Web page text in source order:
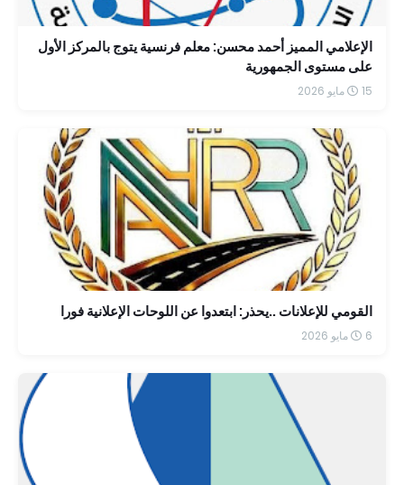
الإعلامي المميز أحمد محسن: معلم فرنسية يتوج بالمركز الأول
على مستوى الجمهورية
15 مايو 2026
القومي للإعلانات ..يحذر: ابتعدوا عن اللوحات الإعلانية فورا
6 مايو 2026